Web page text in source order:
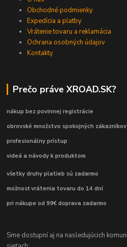
Obchodné podmienky
Expedícia a platby
Vrátenie tovaru a reklamácia
Ochrana osobných údajov
Kontakty
Prečo práve XROAD.SK?
nákup bez povinnej registrácie
obrovské množstvo spokojných zákazníkov
profesionálny prístup
videá a návody k produktom
všetky druhy platieb sú zadarmo
možnosť vrátenia tovaru do 14 dní
pri nákupe od 99€ doprava zadarmo
Sme dostupní aj na nasledujúcich